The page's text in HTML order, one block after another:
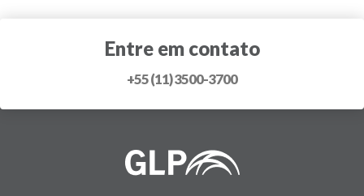
Entre em contato
+55 (11) 3500-3700